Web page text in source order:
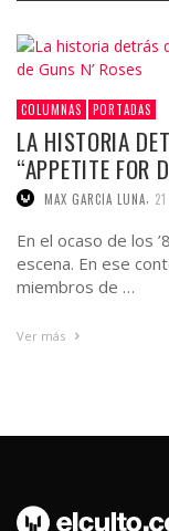
COLUMNAS PORTADAS
LA HISTORIA
“APPETITE FOR
MAX GARCIA LUNA
En el ocaso de los
escena. En ese
miembros de …
Ver más